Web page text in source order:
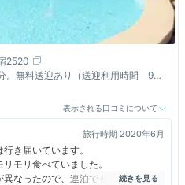
2520
。無料送迎あり（送迎利用時間 9：
表示される口コミについて
旅行時期 2020年6月
き届いています。
モリ食べていました。
なったので、連泊でも飽きずに美味